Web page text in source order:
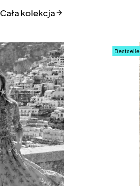
Cała kolekcja